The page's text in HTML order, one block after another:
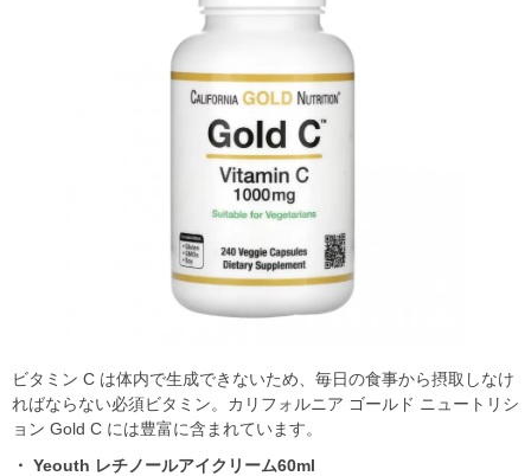
ビタミン C は体内で⽣成できないため、毎⽇の⾷事から摂取しなけ
ればならない必須ビタミン。カリフォルニア ゴールド ニュートリシ
ョン Gold C には豊富に含まれています。
・ Yeouth レチノールアイクリーム60ml